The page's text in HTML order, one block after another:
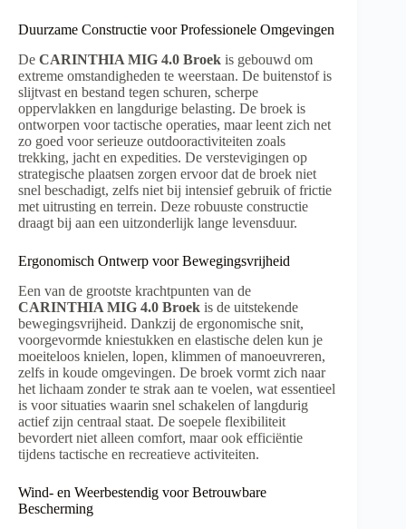
Duurzame Constructie voor Professionele Omgevingen
De CARINTHIA MIG 4.0 Broek is gebouwd om
extreme omstandigheden te weerstaan. De buitenstof is
slijtvast en bestand tegen schuren, scherpe
oppervlakken en langdurige belasting. De broek is
ontworpen voor tactische operaties, maar leent zich net
zo goed voor serieuze outdooractiviteiten zoals
trekking, jacht en expedities. De verstevigingen op
strategische plaatsen zorgen ervoor dat de broek niet
snel beschadigt, zelfs niet bij intensief gebruik of frictie
met uitrusting en terrein. Deze robuuste constructie
draagt bij aan een uitzonderlijk lange levensduur.
Ergonomisch Ontwerp voor Bewegingsvrijheid
Een van de grootste krachtpunten van de
CARINTHIA MIG 4.0 Broek is de uitstekende
bewegingsvrijheid. Dankzij de ergonomische snit,
voorgevormde kniestukken en elastische delen kun je
moeiteloos knielen, lopen, klimmen of manoeuvreren,
zelfs in koude omgevingen. De broek vormt zich naar
het lichaam zonder te strak aan te voelen, wat essentieel
is voor situaties waarin snel schakelen of langdurig
actief zijn centraal staat. De soepele flexibiliteit
bevordert niet alleen comfort, maar ook efficiëntie
tijdens tactische en recreatieve activiteiten.
Wind- en Weerbestendig voor Betrouwbare
Bescherming